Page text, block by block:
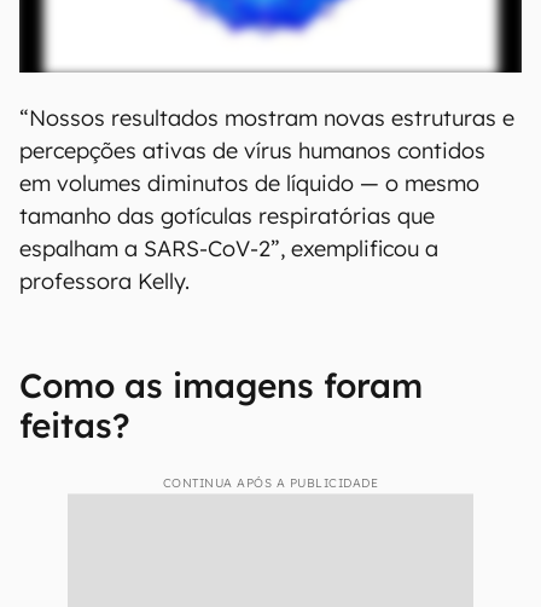
“Nossos resultados mostram novas estruturas e
percepções ativas de vírus humanos contidos
em volumes diminutos de líquido — o mesmo
tamanho das gotículas respiratórias que
espalham a SARS-CoV-2”, exemplificou a
professora Kelly.
Como as imagens foram
feitas?
CONTINUA APÓS A PUBLICIDADE